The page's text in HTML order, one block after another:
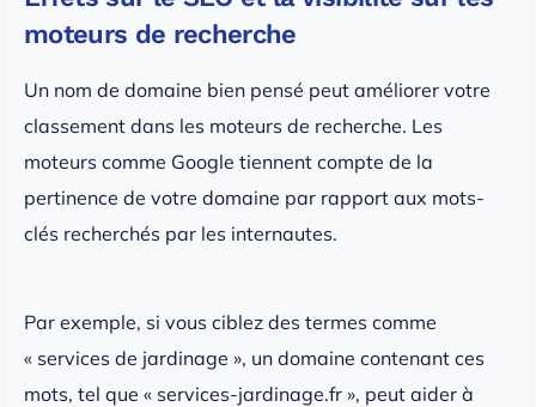
moteurs de recherche
Un nom de domaine bien pensé peut améliorer votre
classement dans les moteurs de recherche. Les
moteurs comme Google tiennent compte de la
pertinence de votre domaine par rapport aux mots-
clés recherchés par les internautes.
Par exemple, si vous ciblez des termes comme
« services de jardinage », un domaine contenant ces
mots, tel que « services-jardinage.fr », peut aider à